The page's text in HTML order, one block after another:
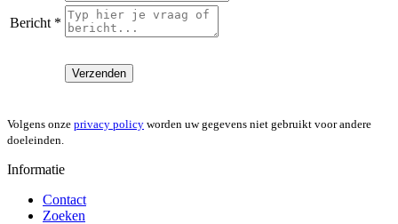
Bericht *
Verzenden
Volgens onze privacy policy worden uw gegevens niet gebruikt voor andere
doeleinden.
Informatie
Contact
Zoeken